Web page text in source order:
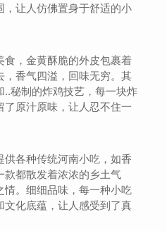
，让人仿佛置身于舒适的小
食，金黄酥脆的外皮包裹着
，香气四溢，回味无穷。其
..秘制的炸鸡技艺，每一块炸
了原汁原味，让人忍不住一
供各种传统河南小吃，如香
款都散发着浓浓的乡土气
情。细细品味，每一种小吃
文化底蕴，让人感受到了真